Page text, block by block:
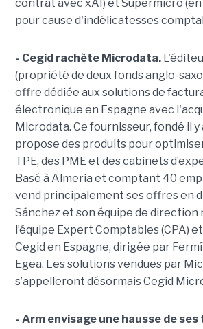
contrat avec xAI) et Supermicro
pour cause d'indélicatesses
- Cegid rachète Microdata.
(propriété de deux fonds anglo-
offre dédiée aux solutions de
électronique en Espagne avec
Microdata. Ce fournisseur, fondé il y
propose des produits pour
TPE, des PME et des cabinets
Basé à Almeria et comptant 40
vend principalement ses offres en
Sánchez et son équipe de
l’équipe Expert Comptables (CPA)
Cegid en Espagne, dirigée par
Egea. Les solutions vendues par
s’appelleront désormais Cegid
- Arm envisage une hausse de